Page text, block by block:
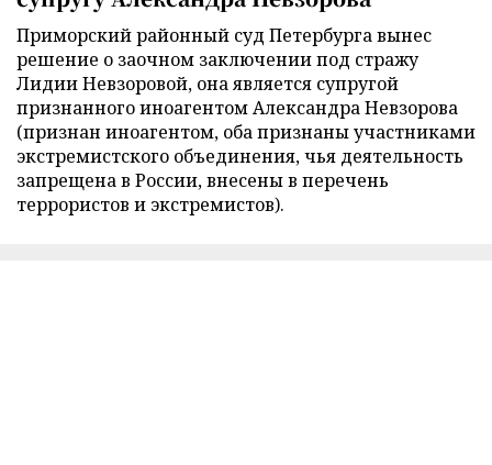
Приморский районный суд Петербурга вынес
решение о заочном заключении под стражу
Лидии Невзоровой, она является супругой
признанного иноагентом Александра Невзорова
(признан иноагентом, оба признаны участниками
экстремистского объединения, чья деятельность
запрещена в России, внесены в перечень
террористов и экстремистов).